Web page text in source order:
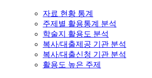
자료 현황 통계
주제별 활용통계 분석
학술지 활용도 분석
복사/대출제공 기관 분석
복사/대출신청 기관 분석
활용도 높은 주제